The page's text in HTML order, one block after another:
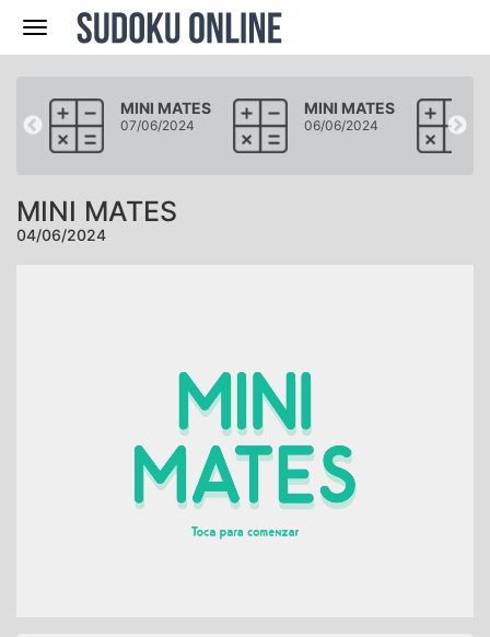
Navegación
MINI MATES
07/06/2024
MINI MATES
06/06/2024
MINI MATES
04/06/2024